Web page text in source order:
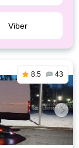
Viber
8.5 43